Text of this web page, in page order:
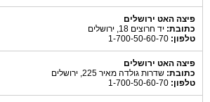
פיצה האט ירושלים
כתובת: יד חרוצים 18, ירושלים
טלפון:
פיצה האט ירושלים
כתובת: שדרות גולדה מאיר 225, ירושלים
טלפון: